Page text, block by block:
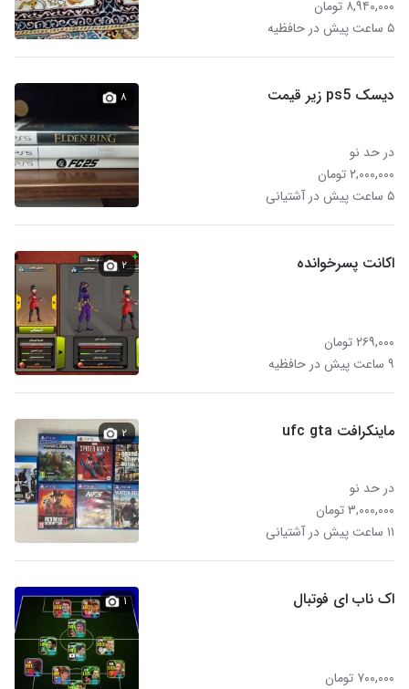
۸,۹۴۰,۰۰۰ تومان
۵ ساعت پیش در حافظیه
دیسک ps5 زیر قیمت
در حد نو
۲,۰۰۰,۰۰۰ تومان
۵ ساعت پیش در آشتیانی
۸
اکانت پسرخوانده
۲۶۹,۰۰۰ تومان
۹ ساعت پیش در حافظیه
۲
ماینکرافت ufc gta
در حد نو
۳,۰۰۰,۰۰۰ تومان
۱۱ ساعت پیش در آشتیانی
۲
اک ناب ای فوتبال
۷۰۰,۰۰۰ تومان
۱